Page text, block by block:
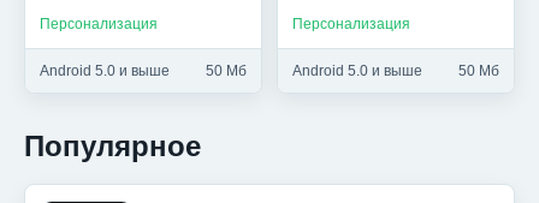
Персонализация
Android 5.0 и выше 50 Мб
Персонализация
Android 5.0 и выше 50 Мб
Популярное